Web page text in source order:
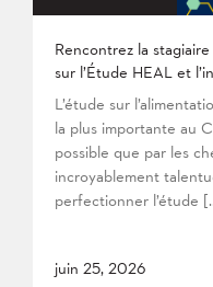
Rencontrez la
sur l’Étude HEAL et
L’étude sur
la plus importante au
possible que par les
incroyablement
perfectionner l’étude
juin 25, 2026